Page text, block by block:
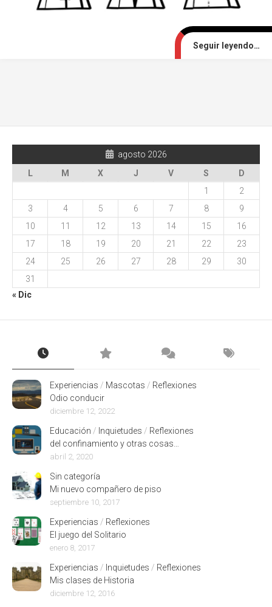
Seguir leyendo…
agosto 2026
L
M X J V S
D
1
2
3
4 5 6 7 8
9
10
11 12 13 14 15
16
17
18 19 20 21 22
23
24
25 26 27 28 29
30
31
« Dic
Experiencias / Mascotas / Reflexiones
Odio conducir
diciembre 12, 2022
Educación / Inquietudes / Reflexiones
del confinamiento y otras cosas…
abril 2, 2020
Sin categoría
Mi nuevo compañero de piso
septiembre 10, 2017
Experiencias / Reflexiones
El juego del Solitario
enero 8, 2017
Experiencias / Inquietudes / Reflexiones
Mis clases de Historia
diciembre 12, 2016